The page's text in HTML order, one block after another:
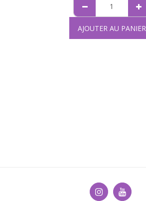
AJOUTER AU PANIER